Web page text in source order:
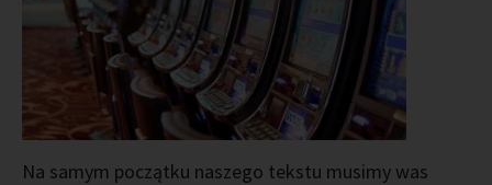
Na samym początku naszego tekstu musimy was